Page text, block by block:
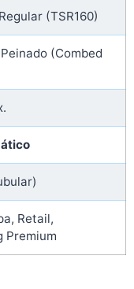
Regular (TSR160)
(Combed
Retail,
Premium